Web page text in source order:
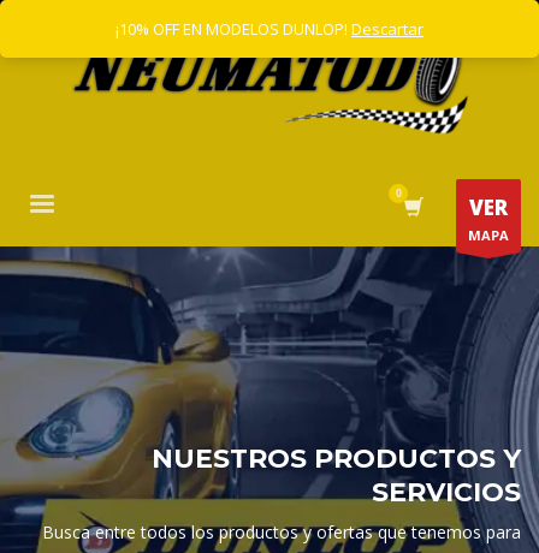
VER
MAPA
NUESTROS PRODUCTOS Y
SERVICIOS
Busca entre todos los productos y ofertas que tenemos para
¡10% OFF EN MODELOS DUNLOP! Descartar